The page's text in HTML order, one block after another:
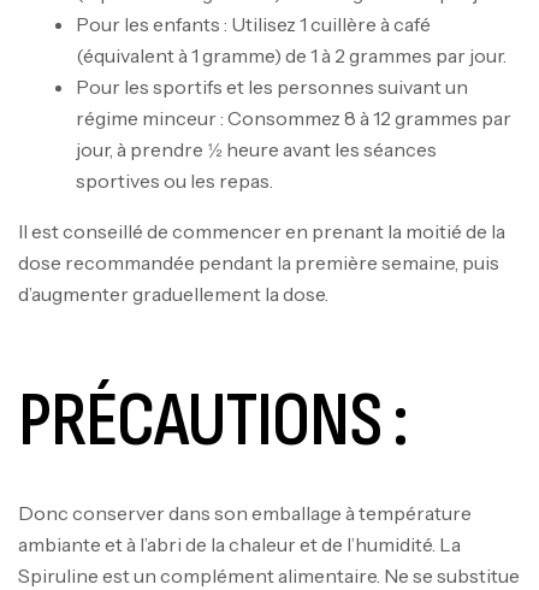
Pour les enfants : Utilisez 1 cuillère à café
(équivalent à 1 gramme) de 1 à 2 grammes par jour.
Pour les sportifs et les personnes suivant un
régime minceur : Consommez 8 à 12 grammes par
jour, à prendre ½ heure avant les séances
sportives ou les repas.
Il est conseillé de commencer en prenant la moitié de la
dose recommandée pendant la première semaine, puis
d’augmenter graduellement la dose.
PRÉCAUTIONS :
Donc conserver dans son emballage à température
ambiante et à l’abri de la chaleur et de l’humidité. La
Spiruline est un complément alimentaire. Ne se substitue